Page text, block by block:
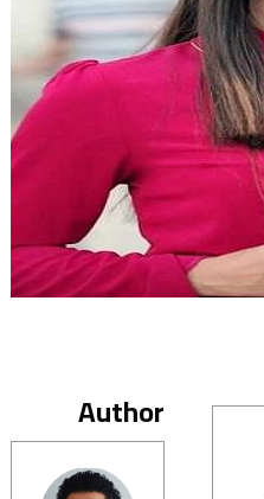
Author